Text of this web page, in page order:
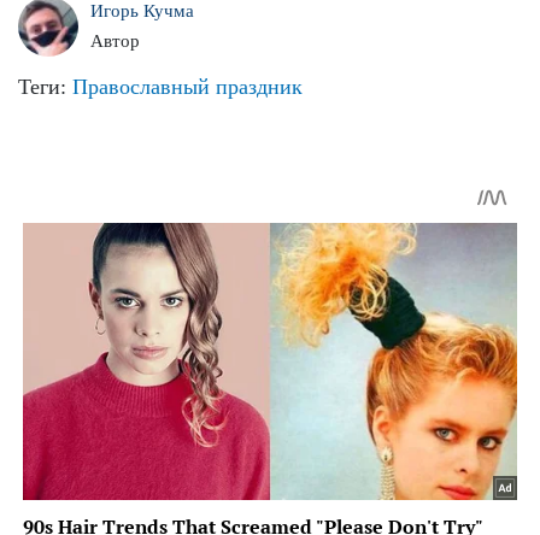
Игорь Кучма
Автор
Теги: Православный праздник